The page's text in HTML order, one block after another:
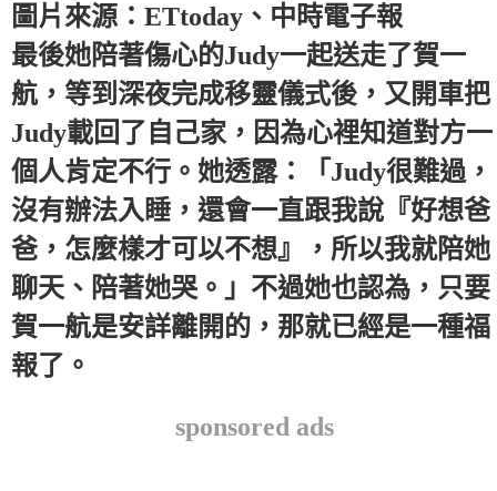
圖片來源：ETtoday、中時電子報
最後她陪著傷心的Judy一起送走了賀一
航，等到深夜完成移靈儀式後，又開車把
Judy載回了自己家，因為心裡知道對方一
個人肯定不行。她透露：「Judy很難過，
沒有辦法入睡，還會一直跟我說『好想爸
爸，怎麼樣才可以不想』，所以我就陪她
聊天、陪著她哭。」不過她也認為，只要
賀一航是安詳離開的，那就已經是一種福
報了。
sponsored ads